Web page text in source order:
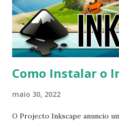
Como Instalar o
maio 30, 2022
O Projecto Inkscape anuncio